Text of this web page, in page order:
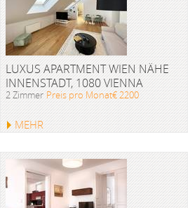
LUXUS APARTMENT WIEN NÄHE
INNENSTADT, 1080 VIENNA
2 Zimmer Preis pro Monat€ 2200
MEHR